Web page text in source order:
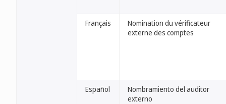
Français
Nomination du vérificateur
externe des comptes
Español
Nombramiento del auditor
externo